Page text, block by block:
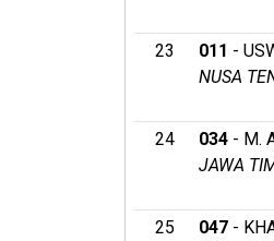
23
011 -
NUSA
24
034 - M.
JAWA
25
047 -